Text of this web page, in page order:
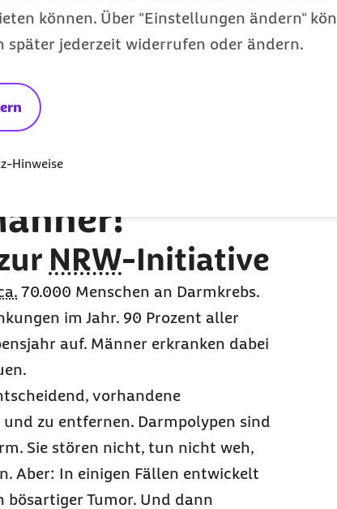
können. Über "Einstellungen ändern"
später jederzeit widerrufen oder ändern.
Hinweise
NRW-Initiative
70.000 Menschen an Darmkrebs.
im Jahr. 90 Prozent aller
auf. Männer erkranken dabei
vorhandene
zu entfernen. Darmpolypen sind
Sie stören nicht, tun nicht weh,
Aber: In einigen Fällen entwickelt
bösartiger Tumor. Und dann